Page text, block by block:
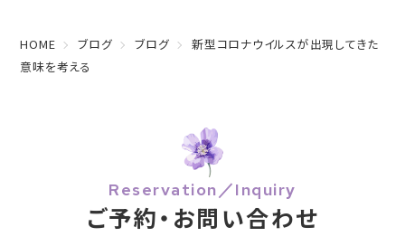
HOME ブログ ブログ
新型コロナウイルスが出現してきた
意味を考える
Reservation／Inquiry
ご予約・お問い合わせ